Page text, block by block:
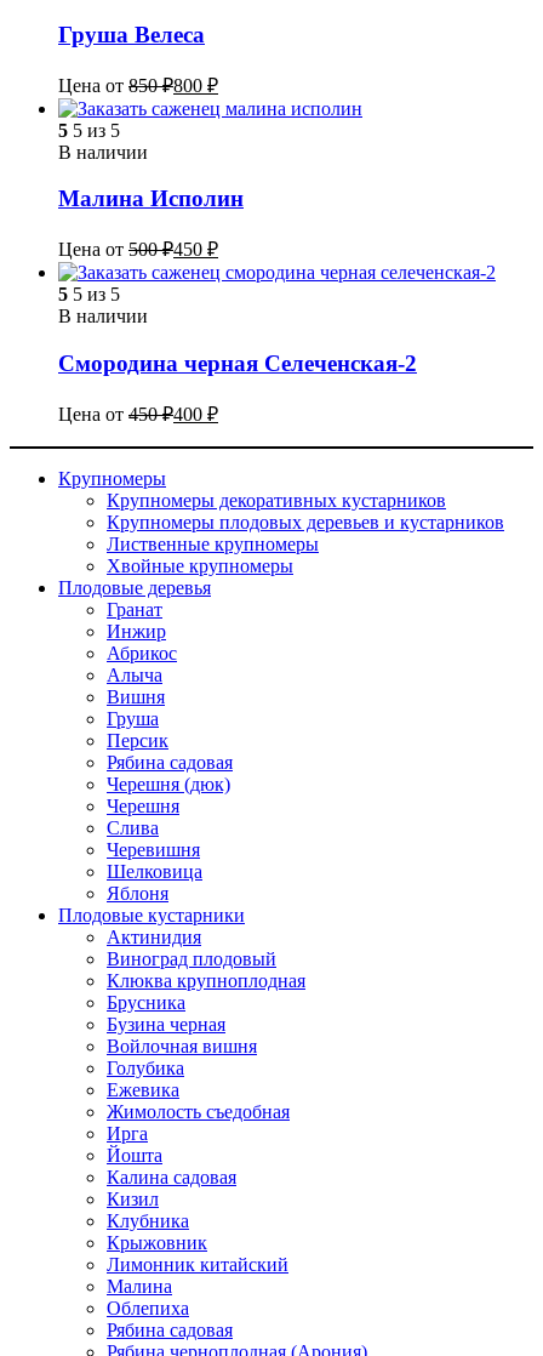
Груша Велеса
Цена от 850₽800 ₽
5 5 из 5
В наличии
Малина Исполин
Цена от 500₽450 ₽
5 5 из 5
В наличии
Смородина черная Селеченская-2
Цена от 450₽400 ₽
Крупномеры
Крупномеры декоративных кустарников
Крупномеры плодовых деревьев и кустарников
Лиственные крупномеры
Хвойные крупномеры
Плодовые деревья
Гранат
Инжир
Абрикос
Алыча
Вишня
Груша
Персик
Рябина садовая
Черешня (дюк)
Черешня
Слива
Черевишня
Шелковица
Яблоня
Плодовые кустарники
Актинидия
Виноград плодовый
Клюква крупноплодная
Брусника
Бузина черная
Войлочная вишня
Голубика
Ежевика
Жимолость съедобная
Ирга
Йошта
Калина садовая
Кизил
Клубника
Крыжовник
Лимонник китайский
Малина
Облепиха
Рябина садовая
Рябина черноплодная (Арония)